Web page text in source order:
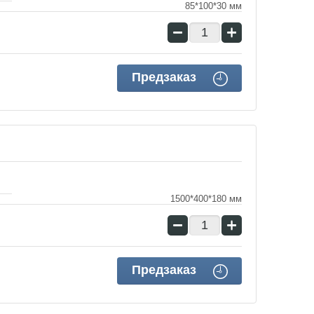
85*100*30 мм
− +
Предзаказ
1500*400*180 мм
− +
Предзаказ